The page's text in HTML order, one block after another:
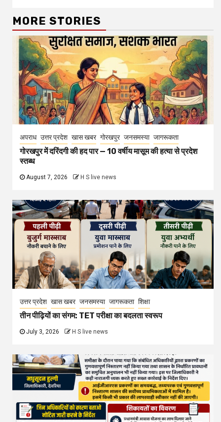
MORE STORIES
अपराध उत्तर प्रदेश खास खबर गोरखपुर जनसमस्या जागरूकता
गोरखपुर में दरिंदगी की हद पार — 10 वर्षीय मासूम की हत्या से प्रदेश
स्तब्ध
August 7, 2026 H S live news
उत्तर प्रदेश खास खबर जनसमस्या जागरूकता शिक्षा
तीन पीढ़ियों का संगम: TET परीक्षा का बदलता स्वरूप
July 3, 2026 H S live news